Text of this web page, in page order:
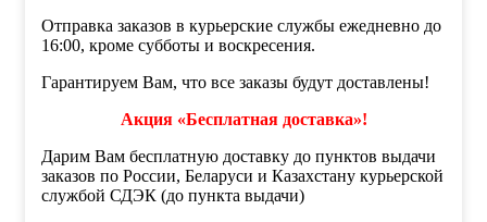
Отправка заказов в курьерские службы ежедневно до
16:00, кроме субботы и воскресения.
Гарантируем Вам, что все заказы будут доставлены!
Акция «Бесплатная доставка»!
Дарим Вам бесплатную доставку до пунктов выдачи
заказов по России, Беларуси и Казахстану курьерской
службой СДЭК (до пункта выдачи)